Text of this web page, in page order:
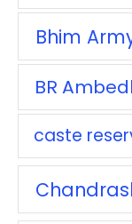
Bhim
BR
caste